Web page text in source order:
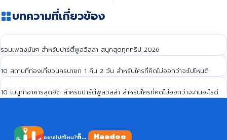
บทความที่เกี่ยวข้อง
รวมเพลงมันๆ สำหรับปาร์ตี้พูลวิลล่า สนุกสุดทุกทริป 2026
10 สถานที่ท่องเที่ยวนครนายก 1 คืน 2 วัน สำหรับใครที่คิดไม่ออกว่าจะไปไหนดี
10 เมนูทำอาหารสุดฮิต สำหรับปาร์ตี้พูลวิลล่า สำหรับใครที่คิดไม่ออกว่าจะกินอะไรดี
อยากไปที่ไหน?ก็... Haadoo